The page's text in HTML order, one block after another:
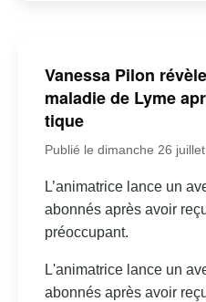
Vanessa Pilon
maladie de Lyme
tique
Publié le dimanche 26
L’animatrice lance un
abonnés après avoir
préoccupant.
L'animatrice lance un
abonnés après avoir